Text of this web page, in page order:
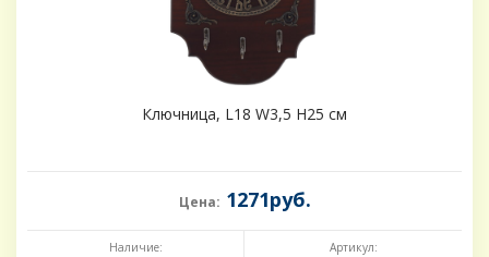
Ключница, L18 W3,5 H25 см
Цена: 1271руб.
Наличие: Артикул: